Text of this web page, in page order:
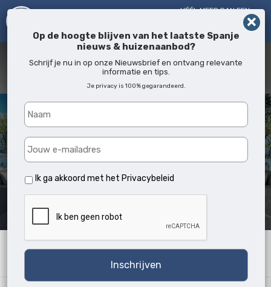
VÉÉL MEER DAN EEN
Archives:
Zoekwoord
Op de hoogte blijven van het laatste Spanje
nieuws & huizenaanbod?
Schrijf je nu in op onze Nieuwsbrief en ontvang relevante
informatie en tips.
Je privacy is 100% gegarandeerd.
Ik ga akkoord met het Privacybeleid